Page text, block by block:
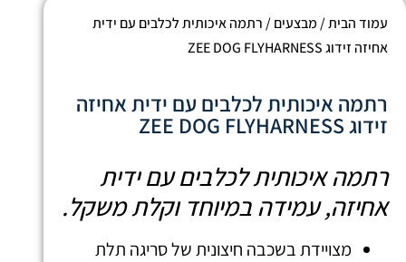
עמוד הבית/ מבצעים/ רתמה איכותית לכלבים עם ידית
אחיזה זידוג ZEE DOG FLYHARNESS
רתמה איכותית לכלבים עם ידית אחיזה
זידוג ZEE DOG FLYHARNESS
רתמה איכותית לכלבים עם ידית
אחיזה, עמידה במיוחד וקלת משקל.
מצויידת בשכבה חיצונית של סריגה תלת